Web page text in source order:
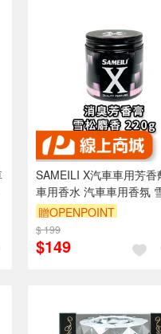
SAMEILI X汽車車用芳香
車用香水 汽車車用香氛
香 S-03
贈OPENPOINT
$ 199
$149